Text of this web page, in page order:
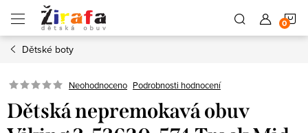
obsah
Dětské boty
Neohodnoceno Podrobnosti hodnocení
Dětská nepremokavá obuv